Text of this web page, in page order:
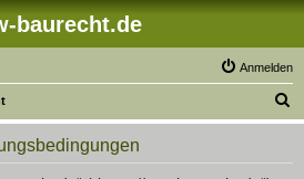
baurecht.de
Anmelden
u